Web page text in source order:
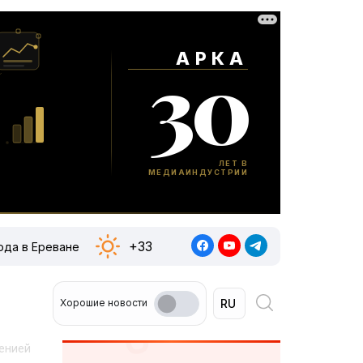
в Ереване +33
Хорошие новости